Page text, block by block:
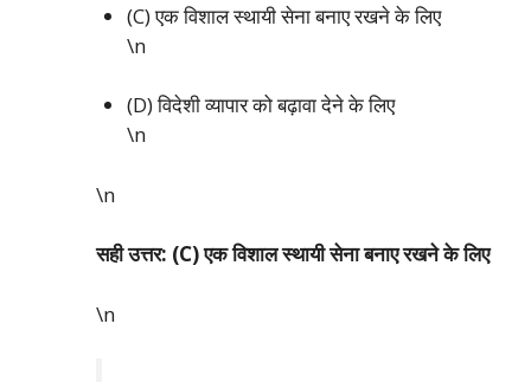
(C) एक विशाल स्थायी सेना बनाए रखने के लिए
\n
(D) विदेशी व्यापार को बढ़ावा देने के लिए
\n
\n
सही उत्तर: (C) एक विशाल स्थायी सेना बनाए रखने के लिए
\n